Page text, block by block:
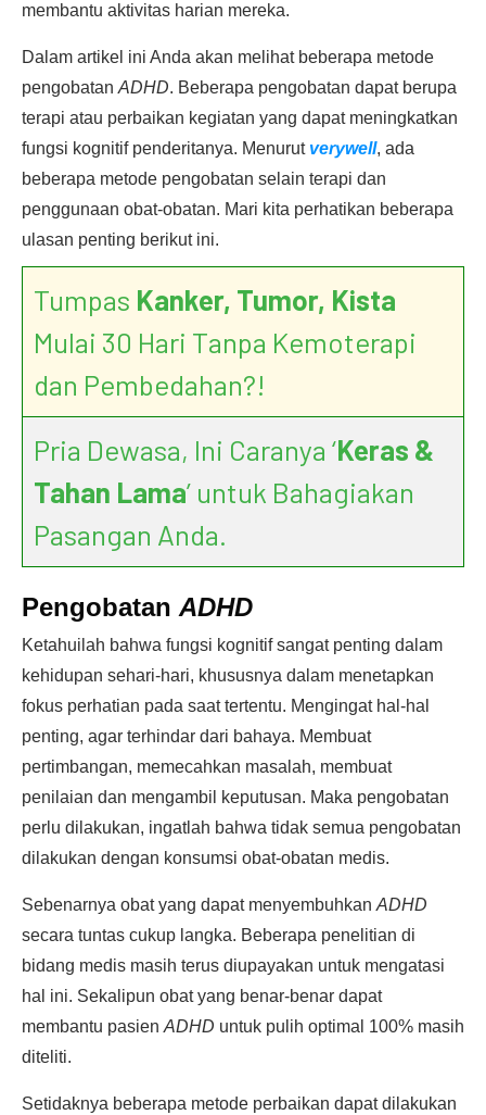
membantu aktivitas harian mereka.
Dalam artikel ini Anda akan melihat beberapa metode
pengobatan ADHD. Beberapa pengobatan dapat berupa
terapi atau perbaikan kegiatan yang dapat meningkatkan
fungsi kognitif penderitanya. Menurut verywell, ada
beberapa metode pengobatan selain terapi dan
penggunaan obat-obatan. Mari kita perhatikan beberapa
ulasan penting berikut ini.
Tumpas Kanker, Tumor, Kista
Mulai 30 Hari Tanpa Kemoterapi
dan Pembedahan?!
Pria Dewasa, Ini Caranya ‘Keras &
Tahan Lama’ untuk Bahagiakan
Pasangan Anda.
Pengobatan ADHD
Ketahuilah bahwa fungsi kognitif sangat penting dalam
kehidupan sehari-hari, khususnya dalam menetapkan
fokus perhatian pada saat tertentu. Mengingat hal-hal
penting, agar terhindar dari bahaya. Membuat
pertimbangan, memecahkan masalah, membuat
penilaian dan mengambil keputusan. Maka pengobatan
perlu dilakukan, ingatlah bahwa tidak semua pengobatan
dilakukan dengan konsumsi obat-obatan medis.
Sebenarnya obat yang dapat menyembuhkan ADHD
secara tuntas cukup langka. Beberapa penelitian di
bidang medis masih terus diupayakan untuk mengatasi
hal ini. Sekalipun obat yang benar-benar dapat
membantu pasien ADHD untuk pulih optimal 100% masih
diteliti.
Setidaknya beberapa metode perbaikan dapat dilakukan